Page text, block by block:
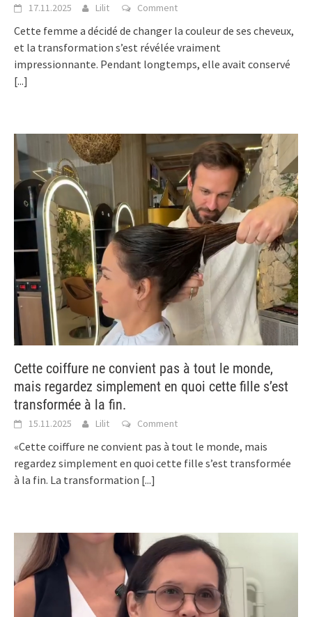
17.11.2025 Lilit Comment
Cette femme a décidé de changer la couleur de ses cheveux,
et la transformation s’est révélée vraiment
impressionnante. Pendant longtemps, elle avait conservé
[...]
Cette coiffure ne convient pas à tout le monde,
mais regardez simplement en quoi cette fille s’est
transformée à la fin.
15.11.2025 Lilit Comment
«Cette coiffure ne convient pas à tout le monde, mais
regardez simplement en quoi cette fille s’est transformée
à la fin. La transformation [...]